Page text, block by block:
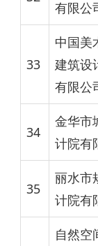
有限公
33
中国美
建筑设
有限公
34
金华市
计院有
35
丽水市
计院有
自然空